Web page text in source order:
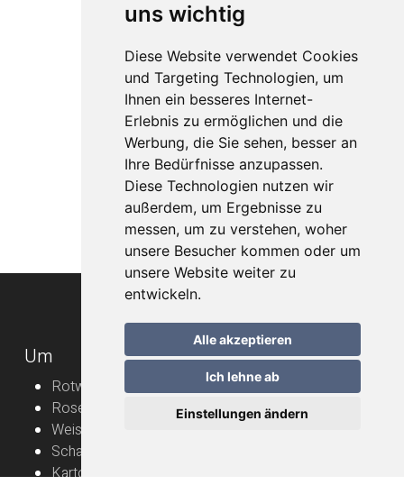
uns wichtig
Diese Website verwendet Cookies
und Targeting Technologien, um
Ihnen ein besseres Internet-
Erlebnis zu ermöglichen und die
Werbung, die Sie sehen, besser an
Ihre Bedürfnisse anzupassen.
Diese Technologien nutzen wir
außerdem, um Ergebnisse zu
messen, um zu verstehen, woher
unsere Besucher kommen oder um
unsere Website weiter zu
entwickeln.
Alle akzeptieren
Ich lehne ab
Einstellungen ändern
Um
Rotweine
Roséweine
Weissweine
Schaumweine
Karton